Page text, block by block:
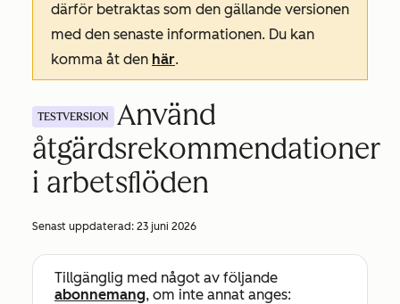
därför betraktas som den gällande versionen
med den senaste informationen. Du kan
komma åt den här.
TESTVERSION
Använd
åtgärdsrekommendationer
i arbetsflöden
Senast uppdaterad: 23 juni 2026
Tillgänglig med något av följande
abonnemang, om inte annat anges: